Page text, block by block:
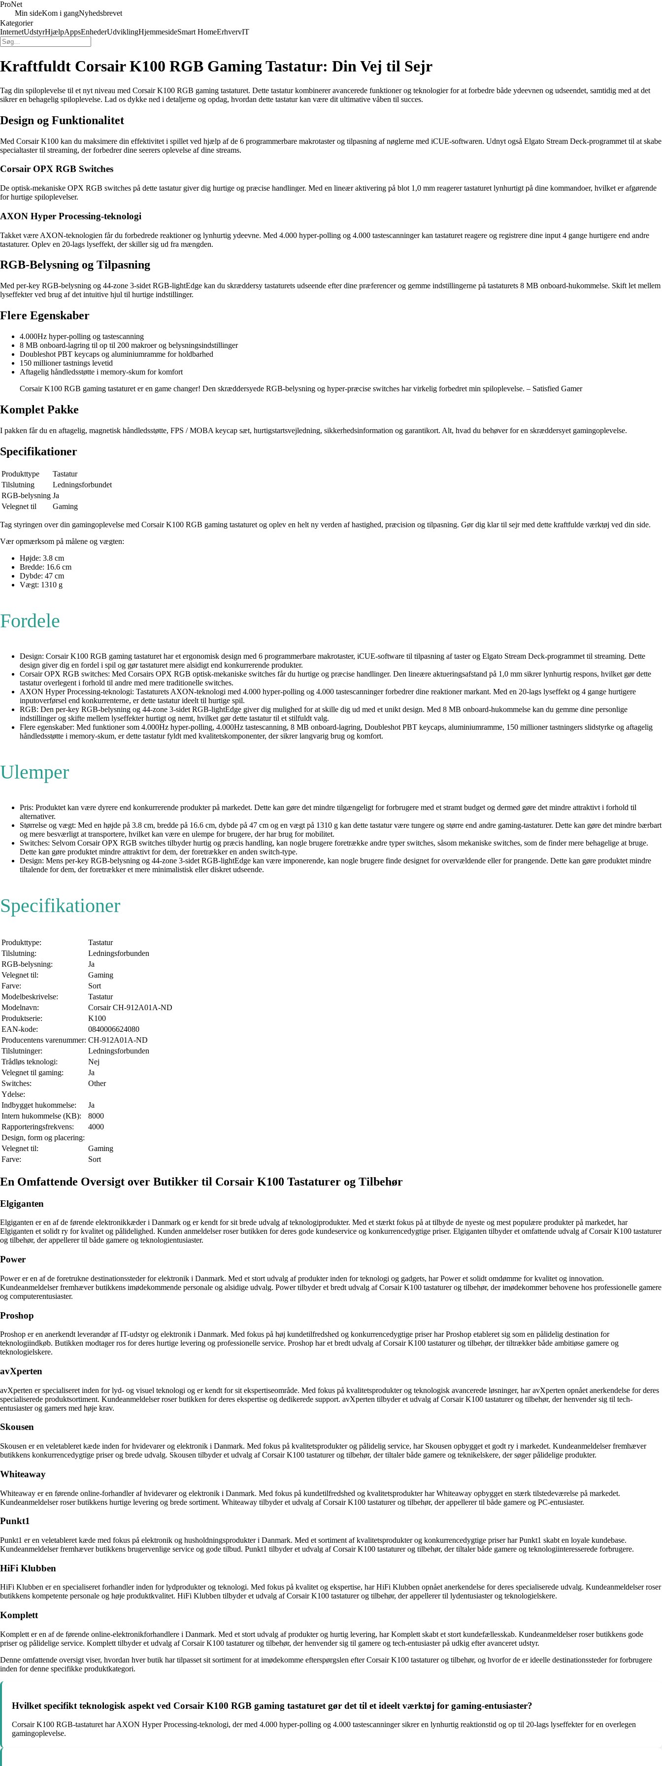
ProNet
Min sideKom i gangNyhedsbrevet
Kategorier
InternetUdstyrHjælpAppsEnhederUdviklingHjemmesideSmart HomeErhvervIT
Kraftfuldt Corsair K100 RGB Gaming Tastatur: Din Vej til Sejr
Tag din spiloplevelse til et nyt niveau med Corsair K100 RGB gaming tastaturet. Dette tastatur kombinerer avancerede funktioner og teknologier for at forbedre både ydeevnen og udseendet, samtidig med at det
sikrer en behagelig spiloplevelse. Lad os dykke ned i detaljerne og opdag, hvordan dette tastatur kan være dit ultimative våben til succes.
Design og Funktionalitet
Med Corsair K100 kan du maksimere din effektivitet i spillet ved hjælp af de 6 programmerbare makrotaster og tilpasning af nøglerne med iCUE-softwaren. Udnyt også Elgato Stream Deck-programmet til at skabe
specialtaster til streaming, der forbedrer dine seerers oplevelse af dine streams.
Corsair OPX RGB Switches
De optisk-mekaniske OPX RGB switches på dette tastatur giver dig hurtige og præcise handlinger. Med en lineær aktivering på blot 1,0 mm reagerer tastaturet lynhurtigt på dine kommandoer, hvilket er afgørende
for hurtige spiloplevelser.
AXON Hyper Processing-teknologi
Takket være AXON-teknologien får du forbedrede reaktioner og lynhurtig ydeevne. Med 4.000 hyper-polling og 4.000 tastescanninger kan tastaturet reagere og registrere dine input 4 gange hurtigere end andre
tastaturer. Oplev en 20-lags lyseffekt, der skiller sig ud fra mængden.
RGB-Belysning og Tilpasning
Med per-key RGB-belysning og 44-zone 3-sidet RGB-lightEdge kan du skræddersy tastaturets udseende efter dine præferencer og gemme indstillingerne på tastaturets 8 MB onboard-hukommelse. Skift let mellem
lyseffekter ved brug af det intuitive hjul til hurtige indstillinger.
Flere Egenskaber
4.000Hz hyper-polling og tastescanning
8 MB onboard-lagring til op til 200 makroer og belysningsindstillinger
Doubleshot PBT keycaps og aluminiumramme for holdbarhed
150 millioner tastnings levetid
Aftagelig håndledsstøtte i memory-skum for komfort
Corsair K100 RGB gaming tastaturet er en game changer! Den skræddersyede RGB-belysning og hyper-præcise switches har virkelig forbedret min spiloplevelse. – Satisfied Gamer
Komplet Pakke
I pakken får du en aftagelig, magnetisk håndledsstøtte, FPS / MOBA keycap sæt, hurtigstartsvejledning, sikkerhedsinformation og garantikort. Alt, hvad du behøver for en skræddersyet gamingoplevelse.
Specifikationer
Produkttype
Tastatur
Tilslutning
Ledningsforbundet
RGB-belysning Ja
Velegnet til
Gaming
Tag styringen over din gamingoplevelse med Corsair K100 RGB gaming tastaturet og oplev en helt ny verden af hastighed, præcision og tilpasning. Gør dig klar til sejr med dette kraftfulde værktøj ved din side.
Vær opmærksom på målene og vægten:
Højde: 3.8 cm
Bredde: 16.6 cm
Dybde: 47 cm
Vægt: 1310 g
Fordele
Design: Corsair K100 RGB gaming tastaturet har et ergonomisk design med 6 programmerbare makrotaster, iCUE-software til tilpasning af taster og Elgato Stream Deck-programmet til streaming. Dette
design giver dig en fordel i spil og gør tastaturet mere alsidigt end konkurrerende produkter.
Corsair OPX RGB switches: Med Corsairs OPX RGB optisk-mekaniske switches får du hurtige og præcise handlinger. Den lineære aktueringsafstand på 1,0 mm sikrer lynhurtig respons, hvilket gør dette
tastatur overlegent i forhold til andre med mere traditionelle switches.
AXON Hyper Processing-teknologi: Tastaturets AXON-teknologi med 4.000 hyper-polling og 4.000 tastescanninger forbedrer dine reaktioner markant. Med en 20-lags lyseffekt og 4 gange hurtigere
inputoverførsel end konkurrenterne, er dette tastatur ideelt til hurtige spil.
RGB: Den per-key RGB-belysning og 44-zone 3-sidet RGB-lightEdge giver dig mulighed for at skille dig ud med et unikt design. Med 8 MB onboard-hukommelse kan du gemme dine personlige
indstillinger og skifte mellem lyseffekter hurtigt og nemt, hvilket gør dette tastatur til et stilfuldt valg.
Flere egenskaber: Med funktioner som 4.000Hz hyper-polling, 4.000Hz tastescanning, 8 MB onboard-lagring, Doubleshot PBT keycaps, aluminiumramme, 150 millioner tastningers slidstyrke og aftagelig
håndledsstøtte i memory-skum, er dette tastatur fyldt med kvalitetskomponenter, der sikrer langvarig brug og komfort.
Ulemper
Pris: Produktet kan være dyrere end konkurrerende produkter på markedet. Dette kan gøre det mindre tilgængeligt for forbrugere med et stramt budget og dermed gøre det mindre attraktivt i forhold til
alternativer.
Størrelse og vægt: Med en højde på 3.8 cm, bredde på 16.6 cm, dybde på 47 cm og en vægt på 1310 g kan dette tastatur være tungere og større end andre gaming-tastaturer. Dette kan gøre det mindre bærbart
og mere besværligt at transportere, hvilket kan være en ulempe for brugere, der har brug for mobilitet.
Switches: Selvom Corsair OPX RGB switches tilbyder hurtig og præcis handling, kan nogle brugere foretrække andre typer switches, såsom mekaniske switches, som de finder mere behagelige at bruge.
Dette kan gøre produktet mindre attraktivt for dem, der foretrækker en anden switch-type.
Design: Mens per-key RGB-belysning og 44-zone 3-sidet RGB-lightEdge kan være imponerende, kan nogle brugere finde designet for overvældende eller for prangende. Dette kan gøre produktet mindre
tiltalende for dem, der foretrækker et mere minimalistisk eller diskret udseende.
Specifikationer
Produkttype:
Tastatur
Tilslutning:
Ledningsforbunden
RGB-belysning:
Ja
Velegnet til:
Gaming
Farve:
Sort
Modelbeskrivelse:
Tastatur
Modelnavn:
Corsair CH-912A01A-ND
Produktserie:
K100
EAN-kode:
0840006624080
Producentens varenummer: CH-912A01A-ND
Tilslutninger:
Ledningsforbunden
Trådløs teknologi:
Nej
Velegnet til gaming:
Ja
Switches:
Other
Ydelse:
Indbygget hukommelse:
Ja
Intern hukommelse (KB):
8000
Rapporteringsfrekvens:
4000
Design, form og placering:
Velegnet til:
Gaming
Farve:
Sort
En Omfattende Oversigt over Butikker til Corsair K100 Tastaturer og Tilbehør
Elgiganten
Elgiganten er en af de førende elektronikkæder i Danmark og er kendt for sit brede udvalg af teknologiprodukter. Med et stærkt fokus på at tilbyde de nyeste og mest populære produkter på markedet, har
Elgiganten et solidt ry for kvalitet og pålidelighed. Kunden anmeldelser roser butikken for deres gode kundeservice og konkurrencedygtige priser. Elgiganten tilbyder et omfattende udvalg af Corsair K100 tastaturer
og tilbehør, der appellerer til både gamere og teknologientusiaster.
Power
Power er en af de foretrukne destinationssteder for elektronik i Danmark. Med et stort udvalg af produkter inden for teknologi og gadgets, har Power et solidt omdømme for kvalitet og innovation.
Kundeanmeldelser fremhæver butikkens imødekommende personale og alsidige udvalg. Power tilbyder et bredt udvalg af Corsair K100 tastaturer og tilbehør, der imødekommer behovene hos professionelle gamere
og computerentusiaster.
Proshop
Proshop er en anerkendt leverandør af IT-udstyr og elektronik i Danmark. Med fokus på høj kundetilfredshed og konkurrencedygtige priser har Proshop etableret sig som en pålidelig destination for
teknologiindkøb. Butikken modtager ros for deres hurtige levering og professionelle service. Proshop har et bredt udvalg af Corsair K100 tastaturer og tilbehør, der tiltrækker både ambitiøse gamere og
teknologielskere.
avXperten
avXperten er specialiseret inden for lyd- og visuel teknologi og er kendt for sit ekspertiseområde. Med fokus på kvalitetsprodukter og teknologisk avancerede løsninger, har avXperten opnået anerkendelse for deres
specialiserede produktsortiment. Kundeanmeldelser roser butikken for deres ekspertise og dedikerede support. avXperten tilbyder et udvalg af Corsair K100 tastaturer og tilbehør, der henvender sig til tech-
entusiaster og gamers med høje krav.
Skousen
Skousen er en veletableret kæde inden for hvidevarer og elektronik i Danmark. Med fokus på kvalitetsprodukter og pålidelig service, har Skousen opbygget et godt ry i markedet. Kundeanmeldelser fremhæver
butikkens konkurrencedygtige priser og brede udvalg. Skousen tilbyder et udvalg af Corsair K100 tastaturer og tilbehør, der tiltaler både gamere og teknikelskere, der søger pålidelige produkter.
Whiteaway
Whiteaway er en førende online-forhandler af hvidevarer og elektronik i Danmark. Med fokus på kundetilfredshed og kvalitetsprodukter har Whiteaway opbygget en stærk tilstedeværelse på markedet.
Kundeanmeldelser roser butikkens hurtige levering og brede sortiment. Whiteaway tilbyder et udvalg af Corsair K100 tastaturer og tilbehør, der appellerer til både gamere og PC-entusiaster.
Punkt1
Punkt1 er en veletableret kæde med fokus på elektronik og husholdningsprodukter i Danmark. Med et sortiment af kvalitetsprodukter og konkurrencedygtige priser har Punkt1 skabt en loyale kundebase.
Kundeanmeldelser fremhæver butikkens brugervenlige service og gode tilbud. Punkt1 tilbyder et udvalg af Corsair K100 tastaturer og tilbehør, der tiltaler både gamere og teknologiinteresserede forbrugere.
HiFi Klubben
HiFi Klubben er en specialiseret forhandler inden for lydprodukter og teknologi. Med fokus på kvalitet og ekspertise, har HiFi Klubben opnået anerkendelse for deres specialiserede udvalg. Kundeanmeldelser roser
butikkens kompetente personale og høje produktkvalitet. HiFi Klubben tilbyder et udvalg af Corsair K100 tastaturer og tilbehør, der appellerer til lydentusiaster og teknologielskere.
Komplett
Komplett er en af de førende online-elektronikforhandlere i Danmark. Med et stort udvalg af produkter og hurtig levering, har Komplett skabt et stort kundefællesskab. Kundeanmeldelser roser butikkens gode
priser og pålidelige service. Komplett tilbyder et udvalg af Corsair K100 tastaturer og tilbehør, der henvender sig til gamere og tech-entusiaster på udkig efter avanceret udstyr.
Denne omfattende oversigt viser, hvordan hver butik har tilpasset sit sortiment for at imødekomme efterspørgslen efter Corsair K100 tastaturer og tilbehør, og hvorfor de er ideelle destinationssteder for forbrugere
inden for denne specifikke produktkategori.
Hvilket specifikt teknologisk aspekt ved Corsair K100 RGB gaming tastaturet gør det til et ideelt værktøj for gaming-entusiaster?
Corsair K100 RGB-tastaturet har AXON Hyper Processing-teknologi, der med 4.000 hyper-polling og 4.000 tastescanninger sikrer en lynhurtig reaktionstid og op til 20-lags lyseffekter for en overlegen
gamingoplevelse.